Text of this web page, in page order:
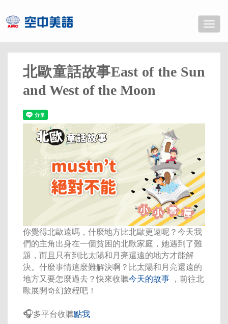
Toggle
北歐童話故事East of the Sun
and West of the Moon
你覺得北歐遠嗎，什麼地方比北歐更遠呢？今天我
們的主角出身在一個貧困的北歐家庭，她遇到了難
題，而且只有到比太陽和月亮還遠的地方才能解
決。什麼事情這麼難解決啊？比太陽和月亮還遠的
地方又要怎麼過去？快來收聽今天的故事 ，前往北
歐展開奇幻旅程吧！
🎧多平台收聽點我